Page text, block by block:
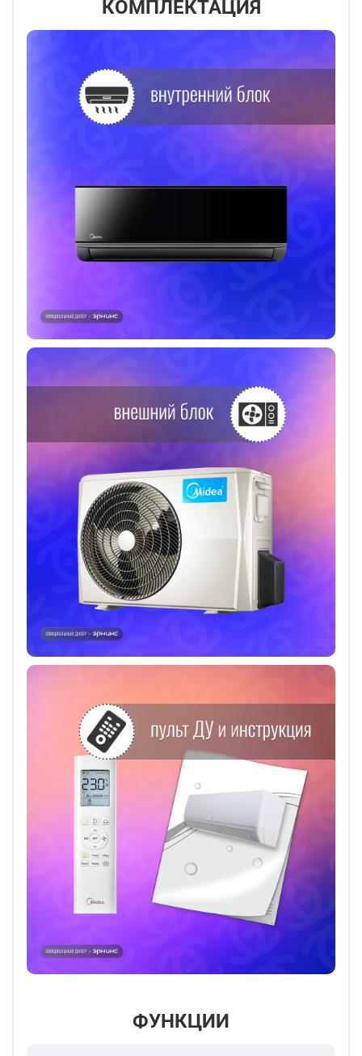
КОМПЛЕКТАЦИЯ
ФУНКЦИИ